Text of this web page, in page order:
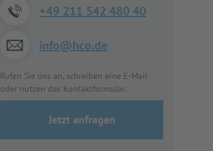
+49 211 542 480 40
info@hco.de
Rufen Sie uns an, schreiben eine E-Mail
oder nutzen das Kontaktformular.
Jetzt anfragen